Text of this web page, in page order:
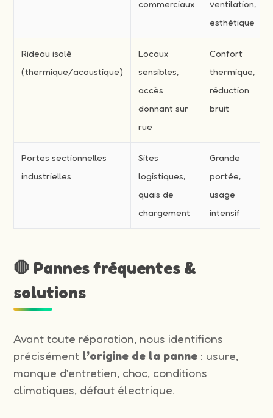
commerciaux
ventilation,
esthétique
Rideau isolé
(thermique/acoustique)
Locaux
sensibles,
accès
donnant sur
rue
Confort
thermique,
réduction
bruit
Portes sectionnelles
industrielles
Sites
logistiques,
quais de
chargement
Grande
portée,
usage
intensif
🛑 Pannes fréquentes &
solutions
Avant toute réparation, nous identifions
précisément l’origine de la panne : usure,
manque d’entretien, choc, conditions
climatiques, défaut électrique.